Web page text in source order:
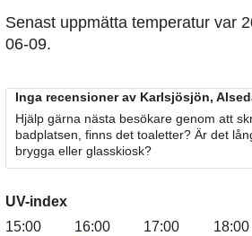
Senast uppmätta temperatur var
06-09.
Inga recensioner av Karlsjösjön,
Hjälp gärna nästa besökare genom att
badplatsen, finns det toaletter? Är det
brygga eller glasskiosk?
UV-index
15:00
16:00
17:00
18:00